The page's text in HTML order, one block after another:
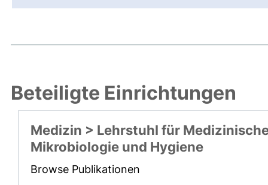
Beteiligte Einrichtungen
Medizin > Lehrstuhl für
Mikrobiologie und Hygiene
Browse Publikationen